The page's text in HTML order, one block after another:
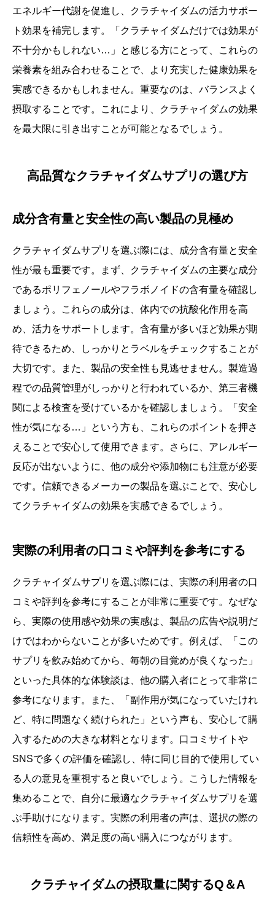
エネルギー代謝を促進し、クラチャイダムの活力サポー
ト効果を補完します。「クラチャイダムだけでは効果が
不十分かもしれない…」と感じる方にとって、これらの
栄養素を組み合わせることで、より充実した健康効果を
実感できるかもしれません。重要なのは、バランスよく
摂取することです。これにより、クラチャイダムの効果
を最大限に引き出すことが可能となるでしょう。
高品質なクラチャイダムサプリの選び方
成分含有量と安全性の高い製品の見極め
クラチャイダムサプリを選ぶ際には、成分含有量と安全
性が最も重要です。まず、クラチャイダムの主要な成分
であるポリフェノールやフラボノイドの含有量を確認し
ましょう。これらの成分は、体内での抗酸化作用を高
め、活力をサポートします。含有量が多いほど効果が期
待できるため、しっかりとラベルをチェックすることが
大切です。また、製品の安全性も見逃せません。製造過
程での品質管理がしっかりと行われているか、第三者機
関による検査を受けているかを確認しましょう。「安全
性が気になる…」という方も、これらのポイントを押さ
えることで安心して使用できます。さらに、アレルギー
反応が出ないように、他の成分や添加物にも注意が必要
です。信頼できるメーカーの製品を選ぶことで、安心し
てクラチャイダムの効果を実感できるでしょう。
実際の利用者の口コミや評判を参考にする
クラチャイダムサプリを選ぶ際には、実際の利用者の口
コミや評判を参考にすることが非常に重要です。なぜな
ら、実際の使用感や効果の実感は、製品の広告や説明だ
けではわからないことが多いためです。例えば、「この
サプリを飲み始めてから、毎朝の目覚めが良くなった」
といった具体的な体験談は、他の購入者にとって非常に
参考になります。また、「副作用が気になっていたけれ
ど、特に問題なく続けられた」という声も、安心して購
入するための大きな材料となります。口コミサイトや
SNSで多くの評価を確認し、特に同じ目的で使用してい
る人の意見を重視すると良いでしょう。こうした情報を
集めることで、自分に最適なクラチャイダムサプリを選
ぶ手助けになります。実際の利用者の声は、選択の際の
信頼性を高め、満足度の高い購入につながります。
クラチャイダムの摂取量に関するQ＆A